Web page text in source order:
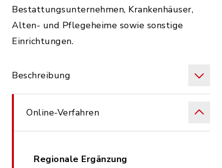
Bestattungsunternehmen, Krankenhäuser,
Alten- und Pflegeheime sowie sonstige
Einrichtungen.
Beschreibung
Online-Verfahren
Regionale Ergänzung